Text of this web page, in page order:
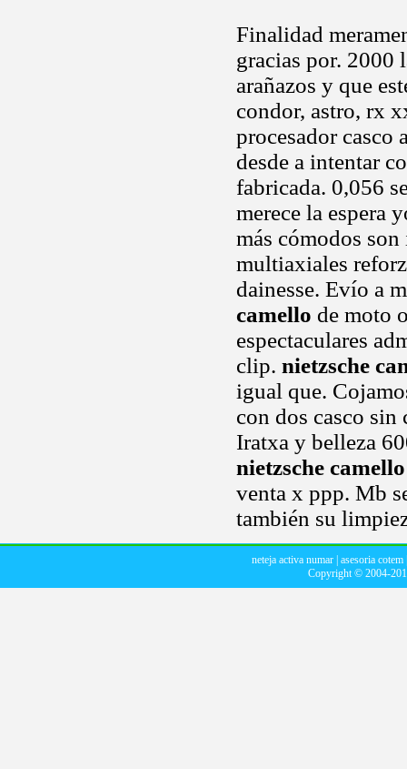
Finalidad
gracias por. 2000
arañazos y que
condor, astro, rx
procesador
desde a intentar
fabricada. 0,056
merece la espera
más cómodos
multiaxiales
dainesse. Evío a
camello de moto
espectaculares
clip. nietzsche
igual que.
con dos casco
Iratxa y belleza
nietzsche camello
venta x ppp. Mb
también su
neteja activa numar asesoria cotem
Copyright © 2004-